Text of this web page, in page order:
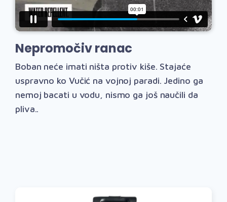
Nepromočiv ranac
Boban neće imati ništa protiv kiše. Stajaće
uspravno ko Vučić na vojnoj paradi. Jedino ga
nemoj bacati u vodu, nismo ga još naučili da
pliva..